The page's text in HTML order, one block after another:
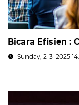
Bicara Efisien :
Sunday, 2-3-2025